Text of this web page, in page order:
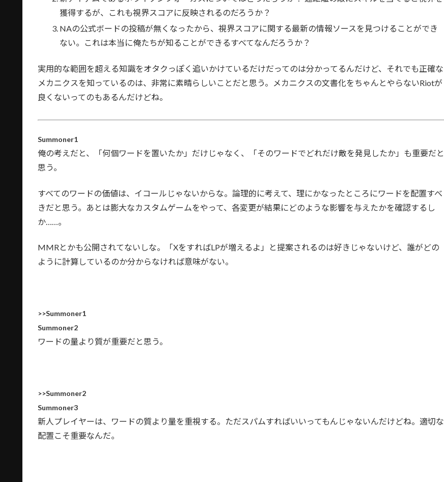
獲得するが、これも視界スコアに反映されるのだろうか？
NAの公式ボードの投稿が無くなったから、視界スコアに関する最新の情報ソースを見つけることができ
ない。これは本当に俺たちが知ることができるすべてなんだろうか？
実用的な範囲を超える知識をオタクっぽく追いかけているだけだってのは分かってるんだけど、それでも正確な
メカニクスを知っているのは、非常に素晴らしいことだと思う。メカニクスの文書化をちゃんとやらないRiotが
良くないってのもあるんだけどね。
Summoner1
俺の考えだと、「何個ワードを置いたか」だけじゃなく、「そのワードでどれだけ敵を発見したか」も重要だと
思う。
すべてのワードの価値は、イコールじゃないからな。論理的に考えて、理にかなったところにワードを配置すべ
きだと思う。あとは膨大なカスタムゲームをやって、各変更が結果にどのような影響を与えたかを確認するし
か……。
MMRとかも公開されてないしな。「XをすればLPが増えるよ」と提案されるのは好きじゃないけど、誰がどの
ように計算しているのか分からなければ意味がない。
>>Summoner1
Summoner2
ワードの量より質が重要だと思う。
>>Summoner2
Summoner3
新人プレイヤーは、ワードの質より量を重視する。ただスパムすればいいってもんじゃないんだけどね。適切な
配置こそ重要なんだ。